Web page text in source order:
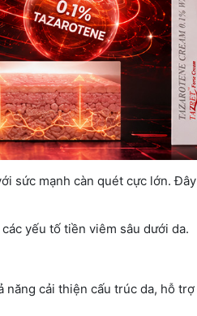
sức mạnh càn quét cực lớn.
yếu tố tiền viêm sâu dưới da.
cải thiện cấu trúc da, hỗ